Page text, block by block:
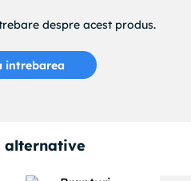
despre acest produs.
intrebarea
alternative